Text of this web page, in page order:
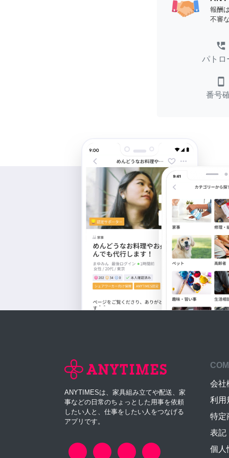
報酬
不審
perm_phone_msg
パトロ
smartphone
番号
ANYTIMESは、家具組み立てや配送、家
事などの日常のちょっとした用事を依頼
したい人と、仕事をしたい人をつなげる
アプリです。
会社
利用
特定
表記
個人